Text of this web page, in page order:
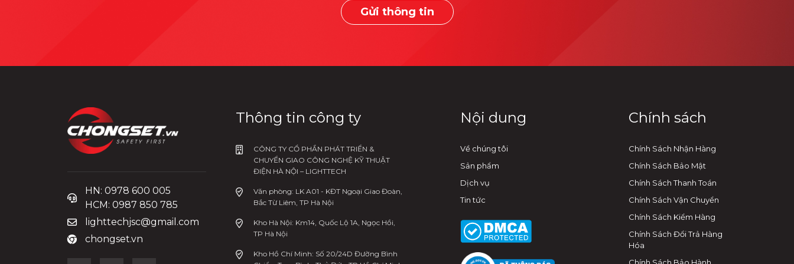
Gửi thông tin
HN: 0978 600 005
HCM: 0987 850 785
lighttechjsc@gmail.com
chongset.vn
Thông tin công ty
CÔNG TY CỔ PHẦN PHÁT TRIỂN &
CHUYỂN GIAO CÔNG NGHỆ KỸ THUẬT
ĐIỆN HÀ NỘI – LIGHTTECH
Văn phòng: LK A01 - KĐT Ngoại Giao Đoàn,
Bắc Từ Liêm, TP Hà Nội
Kho Hà Nội: Km14, Quốc Lộ 1A, Ngọc Hồi,
TP Hà Nội
Kho Hồ Chí Minh: Số 20/24D Đường Bình
Nội dung
Về chúng tôi
Sản phẩm
Dịch vụ
Tin tức
Chính sách
Chính Sách Nhận Hàng
Chính Sách Bảo Mật
Chính Sách Thanh Toán
Chính Sách Vận Chuyển
Chính Sách Kiểm Hàng
Chính Sách Đổi Trả Hàng
Hóa
Chính Sách Bảo Hành